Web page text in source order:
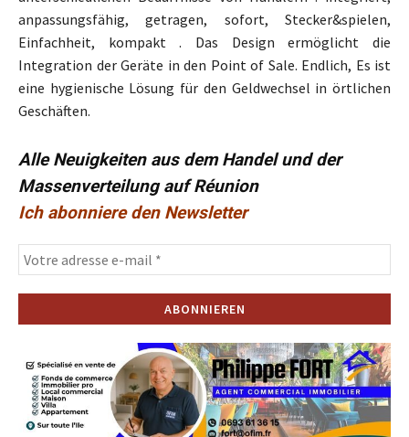
anpassungsfähig, getragen, sofort, Stecker&spielen,
Einfachheit, kompakt . Das Design ermöglicht die
Integration der Geräte in den Point of Sale. Endlich, Es ist
eine hygienische Lösung für den Geldwechsel in örtlichen
Geschäften.
Alle Neuigkeiten aus dem Handel und der
Massenverteilung auf Réunion
Ich abonniere den Newsletter